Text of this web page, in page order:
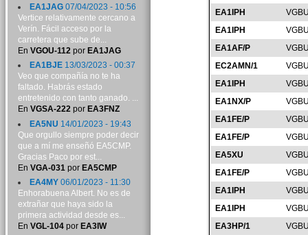
EA1IPH
EA1IPH
EA1AF/P
EC2AMN/1
EA1IPH
EA1NX/P
EA1FE/P
EA1FE/P
EA5XU
EA1FE/P
EA1IPH
EA1IPH
EA3HP/1
EA1JAG07/04/2023 - 10:56
Vertice relativamente cercano a
Verín. Fácil acceso por la
carretera que sube de...
En VGOU-112por EA1JAG
EA1BJE13/03/2023 - 00:37
Veo que compañía no te ha
faltado. Habrás estado
entretenido con tanto ganado. ...
En VGSA-222por EA3FNZ
EA5NU 14/01/2023 - 19:43
Que orgullo siempre poder decir
que a mí me enseñó EA5CMP.
Gracias Paco por est...
En VGA-031 por EA5CMP
EA4MY06/01/2023 - 11:30
Enhorabuena Albert. No es de
extrañar que haya sido la
primera actividad desde es...
En VGL-104por EA3IW